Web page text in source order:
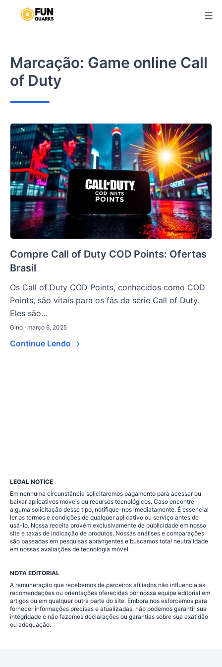
Marcação: Game online Call
of Duty
Compre Call of Duty COD Points: Ofertas
Brasil
Os Call of Duty COD Points, conhecidos como COD
Points, são vitais para os fãs da série Call of Duty.
Eles são...
Gino · março 6, 2025
Continue Lendo
LEGAL NOTICE
Em nenhuma circunstância solicitaremos pagamento para acessar ou
baixar aplicativos móveis ou recursos tecnológicos. Caso encontre
alguma solicitação desse tipo, notifique-nos imediatamente. É essencial
ler os termos e condições de qualquer aplicativo ou serviço antes de
usá-lo. Nossa receita provém exclusivamente de publicidade em nosso
site e taxas de indicação de produtos. Nossas análises e comparações
são baseadas em pesquisas abrangentes e buscamos total neutralidade
em nossas avaliações de tecnologia móvel.
NOTA EDITORIAL
A remuneração que recebemos de parceiros afiliados não influencia as
recomendações ou orientações oferecidas por nossa equipe editorial em
artigos ou em qualquer outra parte do site. Embora nos esforcemos para
fornecer informações precisas e atualizadas, não podemos garantir sua
integridade e não fazemos declarações ou garantias sobre sua exatidão
ou adequação.